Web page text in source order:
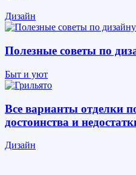
Дизайн
Полезные советы по
Быт и уют
Все варианты отделки
достоинства и
Дизайн